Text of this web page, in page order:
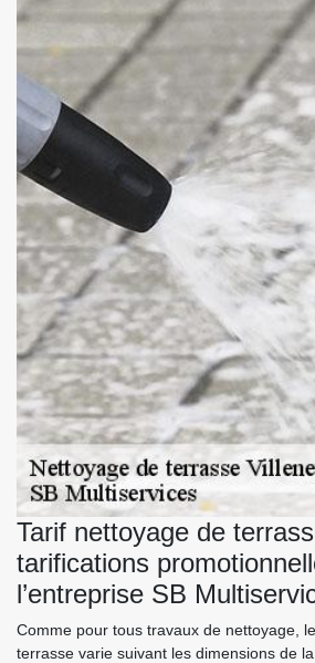
Tarif nettoyage de
tarifications
l’entreprise SB
Comme pour tous travaux de nettoyage,
terrasse varie suivant les dimensions de